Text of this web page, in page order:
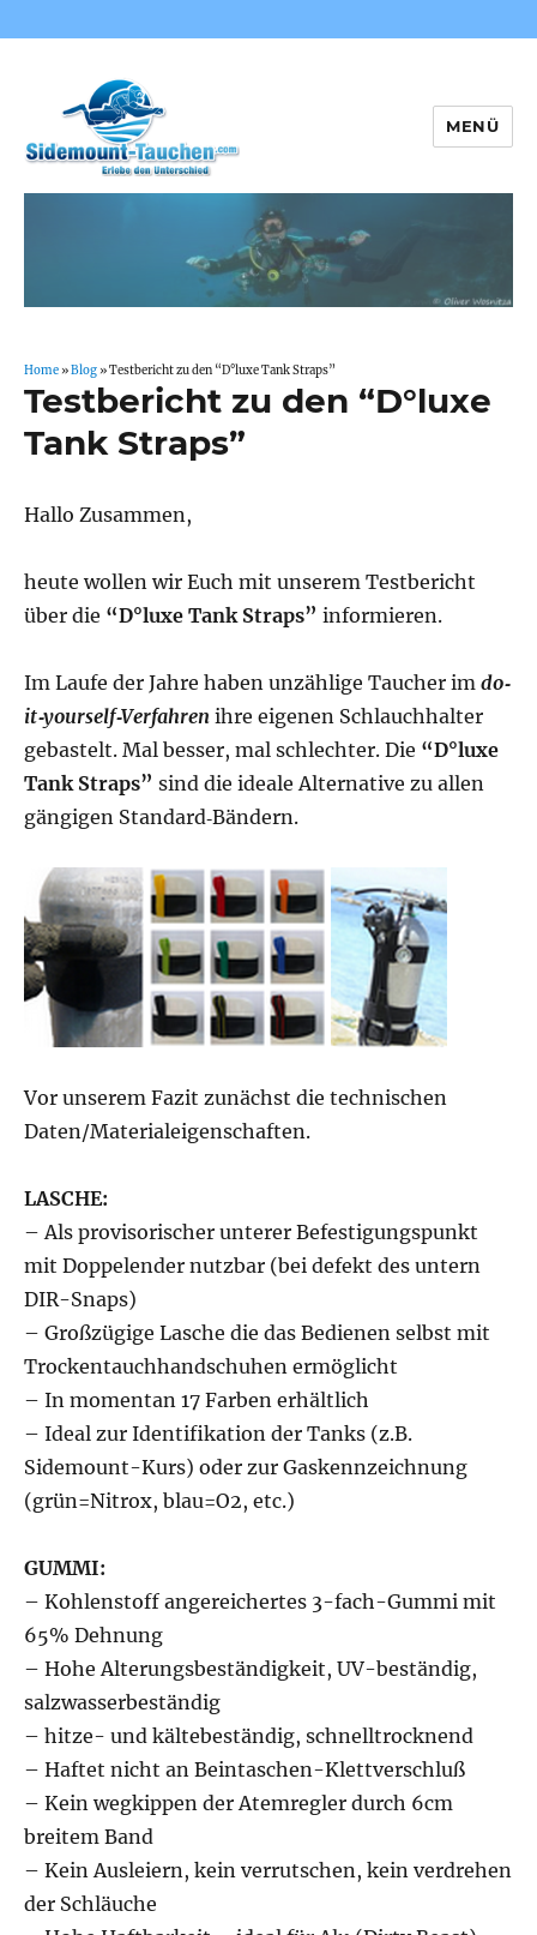
Sidemount-Tauchen
MENÜ
Home »Blog »Testbericht zu den “D°luxe Tank Straps”
Testbericht zu den “D°luxe
Tank Straps”
Hallo Zusammen,
heute wollen wir Euch mit unserem Testbericht
über die “D°luxe Tank Straps” informieren.
Im Laufe der Jahre haben unzählige Taucher imdo‐
it‐yourself‐Verfahren ihre eigenen Schlauchhalter
gebastelt. Mal besser, mal schlechter. Die “D°luxe
Tank Straps” sind die ideale Alternative zu allen
gängigen Standard‐Bändern.
Vor unserem Fazit zunächst die technischen
Daten/Materialeigenschaften.
LASCHE:
– Als provisorischer unterer Befestigungspunkt
mit Doppelender nutzbar (bei defekt des untern
DIR-Snaps)
– Großzügige Lasche die das Bedienen selbst mit
Trockentauchhandschuhen ermöglicht
– In momentan 17 Farben erhältlich
– Ideal zur Identifikation der Tanks (z.B.
Sidemount-Kurs) oder zur Gaskennzeichnung
(grün=Nitrox, blau=O2, etc.)
GUMMI:
– Kohlenstoff angereichertes 3-fach-Gummi mit
65% Dehnung
– Hohe Alterungsbeständigkeit, UV-beständig,
salzwasserbeständig
– hitze- und kältebeständig, schnelltrocknend
– Haftet nicht an Beintaschen-Klettverschluß
– Kein wegkippen der Atemregler durch 6cm
breitem Band
– Kein Ausleiern, kein verrutschen, kein verdrehen
der Schläuche